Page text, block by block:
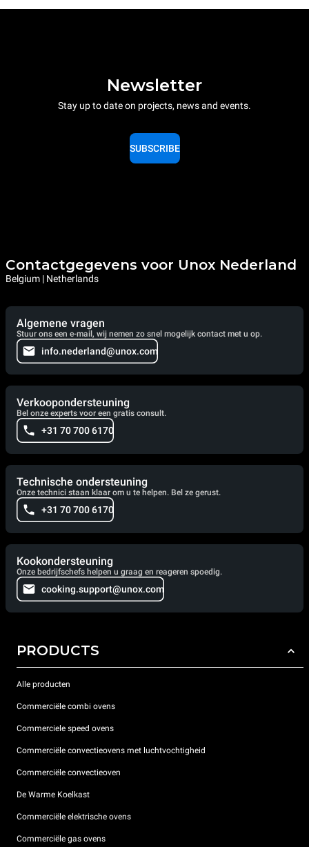
Newsletter
Stay up to date on projects, news and events.
SUBSCRIBE
Contactgegevens voor Unox Nederland
Belgium | Netherlands
Algemene vragen
Stuur ons een e-mail, wij nemen zo snel mogelijk contact met u op.
info.nederland@unox.com
Verkoopondersteuning
Bel onze experts voor een gratis consult.
+31 70 700 6170
Technische ondersteuning
Onze technici staan klaar om u te helpen. Bel ze gerust.
+31 70 700 6170
Kookondersteuning
Onze bedrijfschefs helpen u graag en reageren spoedig.
cooking.support@unox.com
PRODUCTS
Alle producten
Commerciële combi ovens
Commerciele speed ovens
Commerciële convectieovens met luchtvochtigheid
Commerciële convectieoven
De Warme Koelkast
Commerciële elektrische ovens
Commerciële gas ovens